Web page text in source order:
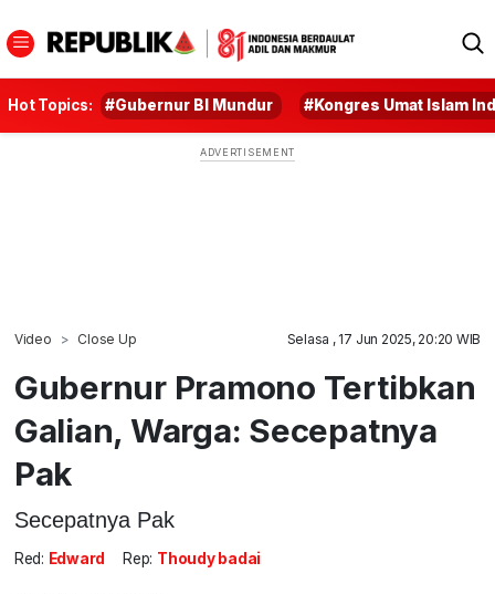
Hot Topics: #Gubernur BI Mundur #Kongres Umat Islam
Video Close Up Selasa , 17 Jun 2025, 20:20 WIB
Gubernur Pramono Tertibkan
Galian, Warga: Secepatnya
Pak
Secepatnya Pak
Red: Edward Rep: Thoudy badai